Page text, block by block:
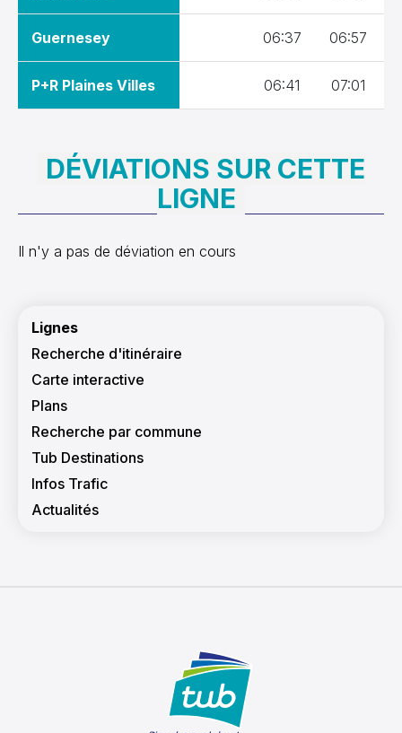
Navigation principale
Lignes
Recherche d'itinéraire
Carte interactive
Plans
Recherche par commune
Tub Destinations
Infos Trafic
Actualités
14:00
14:30
Guernesey 06:37 06:57
P+R Plaines Villes 06:41 07:01
DÉVIATIONS SUR CETTE
LIGNE
Il n'y a pas de déviation en cours